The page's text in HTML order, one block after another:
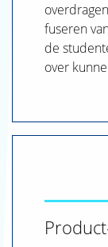
fuseren
de
over